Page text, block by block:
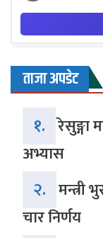
ताजा अपडेट
१. रेसुङ्गा
अभ्यास
२. मन्त्री
चार निर्णय